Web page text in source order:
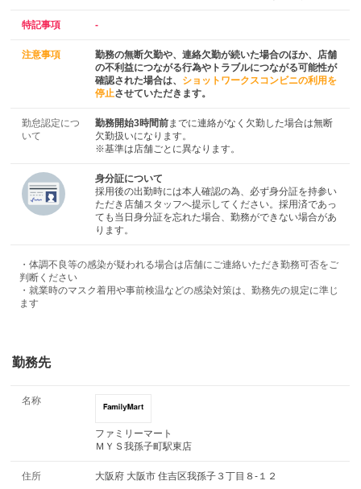
特記事項 -
注意事項
勤務の無断欠勤や、連絡欠勤が続いた場合のほか、店舗
の不利益につながる行為やトラブルにつながる可能性が
確認された場合は、 ショットワークスコンビニの利用を
停止させていただきます。
勤怠認定につ
いて
勤務開始3時間前までに連絡がなく欠勤した場合は無断
欠勤扱いになります。
※基準は店舗ごとに異なります。
身分証について
採用後の出勤時には本人確認の為、必ず身分証を持参い
ただき店舗スタッフへ提示してください。採用済であっ
ても当日身分証を忘れた場合、勤務ができない場合があ
ります。
・体調不良等の感染が疑われる場合は店舗にご連絡いただき勤務可否をご
判断ください
・就業時のマスク着用や事前検温などの感染対策は、勤務先の規定に準じ
ます
勤務先
名称
ファミリーマート
ＭＹＳ我孫子町駅東店
住所 大阪府 大阪市 住吉区我孫子３丁目８-１２